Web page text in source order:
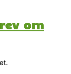
om